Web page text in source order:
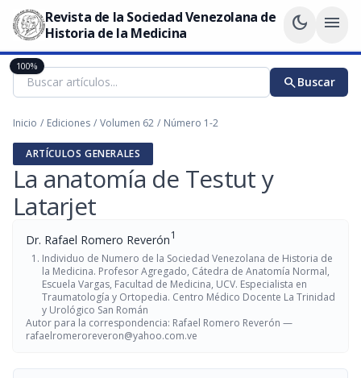
Revista de la Sociedad Venezolana de
Historia de la Medicina
dark_mode menu
searchBuscar
Inicio / Ediciones / Volumen 62 / Número 1-2
ARTÍCULOS GENERALES
La anatomía de Testut y
Latarjet
Dr. Rafael Romero Reverón1
Individuo de Numero de la Sociedad Venezolana de Historia de
la Medicina. Profesor Agregado, Cátedra de Anatomía Normal,
Escuela Vargas, Facultad de Medicina, UCV. Especialista en
Traumatología y Ortopedia. Centro Médico Docente La Trinidad
y Urológico San Román
Autor para la correspondencia: Rafael Romero Reverón —
rafaelromeroreveron@yahoo.com.ve
100%